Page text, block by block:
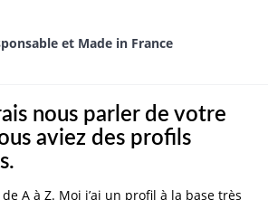
et Made in France
nous parler de votre
aviez des profils
A à Z. Moi j’ai un profil à la base très